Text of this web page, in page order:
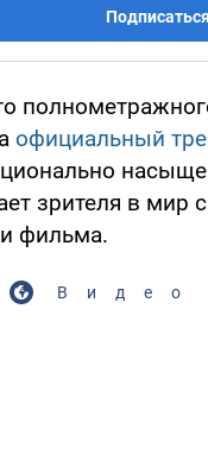
Подписаться
официальный
зрителя в мир
фильма.
Видео